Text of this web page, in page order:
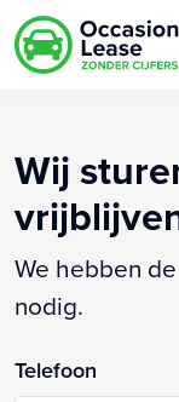
Wij
We hebben
nodig.
Telefoon